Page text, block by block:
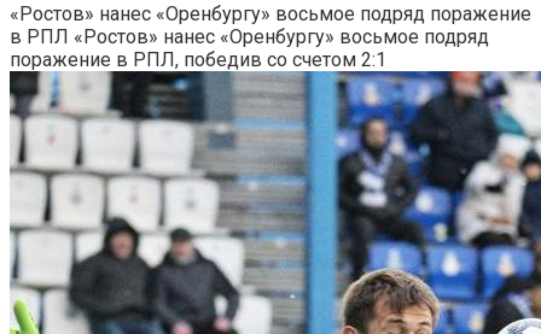
«Ростов» нанес «Оренбургу» восьмое подряд поражение
в РПЛ «Ростов» нанес «Оренбургу» восьмое подряд
поражение в РПЛ, победив со счетом 2:1